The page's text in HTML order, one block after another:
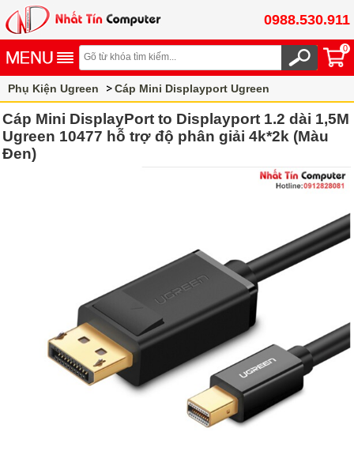
0988.530.911
0
Phụ Kiện Ugreen Cáp Mini Displayport Ugreen
Cáp Mini DisplayPort to Displayport 1.2 dài 1,5M
Ugreen 10477 hỗ trợ độ phân giải 4k*2k (Màu
Đen)